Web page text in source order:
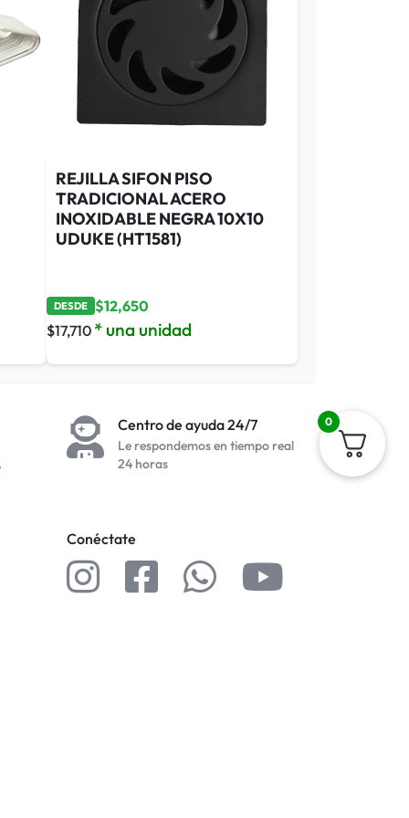
REJILLA SIFON PISO
TRADICIONAL ACERO
INOXIDABLE NEGRA 10X10
UDUKE (HT1581)
DESDE $12,650
$17,710 * una unidad
Centro de ayuda 24/7
Le respondemos en tiempo real
24 horas
Conéctate
0